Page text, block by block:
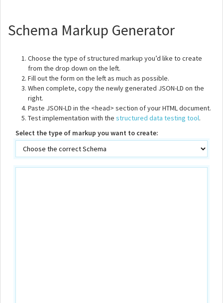
Schema Markup Generator
Choose the type of structured markup you’d like to create
from the drop down on the left.
Fill out the form on the left as much as possible.
When complete, copy the newly generated JSON-LD on the
right.
Paste JSON-LD in the <head> section of your HTML document.
Test implementation with the structured data testing tool.
Select the type of markup you want to create: